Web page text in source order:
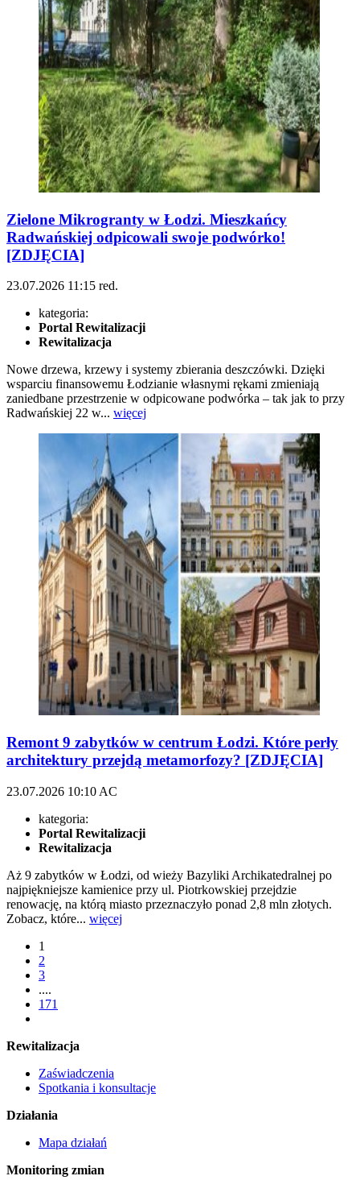
Zielone Mikrogranty w Łodzi. Mieszkańcy
Radwańskiej odpicowali swoje podwórko!
[ZDJĘCIA]
23.07.2026 11:15 red.
kategoria:
Portal Rewitalizacji
Rewitalizacja
Nowe drzewa, krzewy i systemy zbierania deszczówki. Dzięki
wsparciu finansowemu Łodzianie własnymi rękami zmieniają
zaniedbane przestrzenie w odpicowane podwórka – tak jak to przy
Radwańskiej 22 w... więcej
Remont 9 zabytków w centrum Łodzi. Które perły
architektury przejdą metamorfozy? [ZDJĘCIA]
23.07.2026 10:10 AC
kategoria:
Portal Rewitalizacji
Rewitalizacja
Aż 9 zabytków w Łodzi, od wieży Bazyliki Archikatedralnej po
najpiękniejsze kamienice przy ul. Piotrkowskiej przejdzie
renowację, na którą miasto przeznaczyło ponad 2,8 mln złotych.
Zobacz, które... więcej
1
2
3
....
171
Rewitalizacja
Zaświadczenia
Spotkania i konsultacje
Działania
Mapa działań
Monitoring zmian